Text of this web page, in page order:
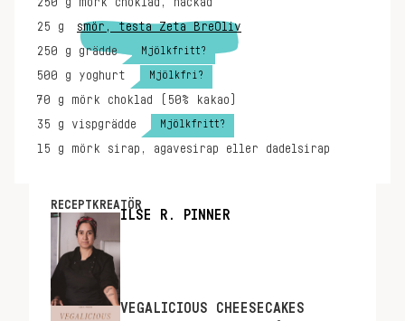
250 g
mörk choklad, hackad
25 g
smör, testa Zeta BreOliv
250 g grädde Mjölkfritt?
500 g yoghurt Mjölkfri?
70 g
mörk choklad (50% kakao)
35 g vispgrädde Mjölkfritt?
15 g mörk sirap, agavesirap eller dadelsirap
RECEPTKREATÖR
ILSE R. PINNER
VEGALICIOUS CHEESECAKES